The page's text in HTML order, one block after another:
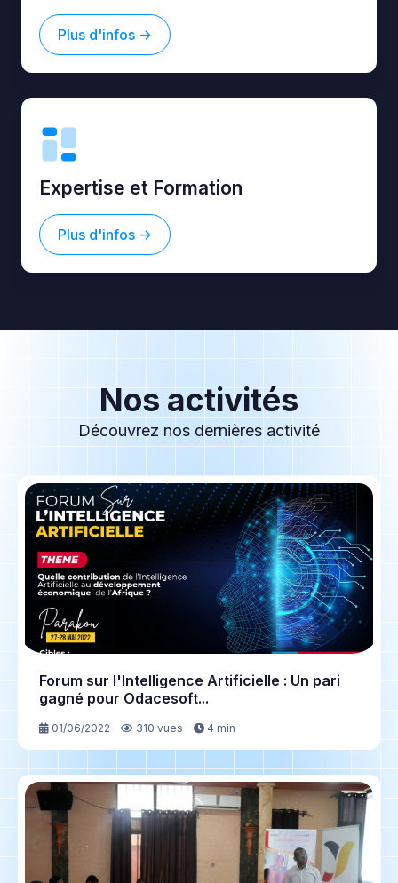
Plus d'infos ->
Expertise et Formation
Plus d'infos ->
Nos activités
Découvrez nos dernières activité
Forum sur l'Intelligence Artificielle : Un pari
gagné pour Odacesoft...
01/06/2022 310 vues 4 min